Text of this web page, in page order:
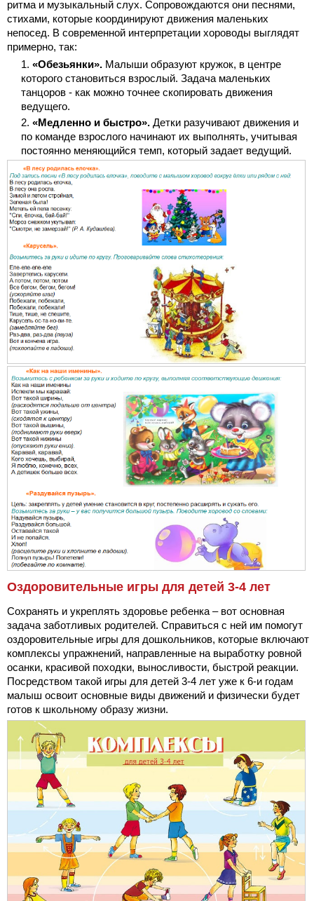
ритма и музыкальный слух. Сопровождаются они песнями,
стихами, которые координируют движения маленьких
непосед. В современной интерпретации хороводы выглядят
примерно, так:
«Обезьянки». Малыши образуют кружок, в центре
которого становиться взрослый. Задача маленьких
танцоров - как можно точнее скопировать движения
ведущего.
«Медленно и быстро». Детки разучивают движения и
по команде взрослого начинают их выполнять, учитывая
постоянно меняющийся темп, который задает ведущий.
Оздоровительные игры для детей 3-4 лет
Сохранять и укреплять здоровье ребенка – вот основная
задача заботливых родителей. Справиться с ней им помогут
оздоровительные игры для дошкольников, которые включают
комплексы упражнений, направленные на выработку ровной
осанки, красивой походки, выносливости, быстрой реакции.
Посредством такой игры для детей 3-4 лет уже к 6-и годам
малыш освоит основные виды движений и физически будет
готов к школьному образу жизни.